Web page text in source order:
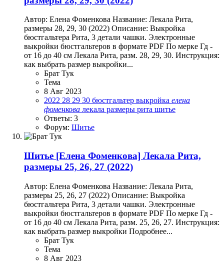
Автор: Елена Фоменкова Название: Лекала Рита,
размеры 28, 29, 30 (2022) Описание: Выкройка
бюстгальтера Рита, 3 детали чашки. Электронные
выкройки бюстгальтеров в формате PDF По мерке Гд -
от 16 до 40 см Лекала Рита, разм. 28, 29, 30. Инструкция:
как выбрать размер выкройки...
Брат Тук
Тема
8 Авг 2023
2022 28 29 30 бюстгальтер выкройка елена
фоменкова лекала размеры рита шитье
Ответы: 3
Форум: Шитье
Шитье [Елена Фоменкова] Лекала Рита,
размеры 25, 26, 27 (2022)
Автор: Елена Фоменкова Название: Лекала Рита,
размеры 25, 26, 27 (2022) Описание: Выкройка
бюстгальтера Рита, 3 детали чашки. Электронные
выкройки бюстгальтеров в формате PDF По мерке Гд -
от 16 до 40 см Лекала Рита, разм. 25, 26, 27. Инструкция:
как выбрать размер выкройки Подробнее...
Брат Тук
Тема
8 Авг 2023